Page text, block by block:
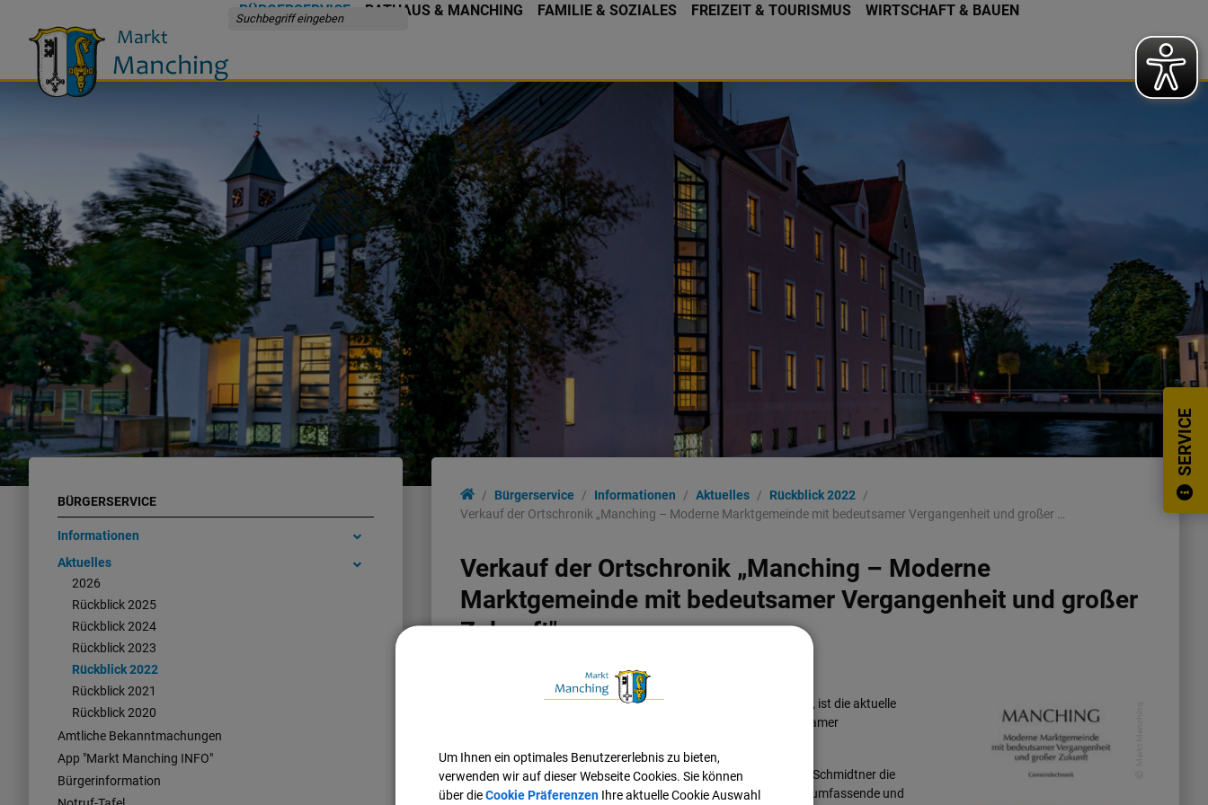
BÜRGERSERVICE RATHAUS & MANCHING FAMILIE & SOZIALES FREIZEIT & TOURISMUS WIRTSCHAFT & BAUEN
SERVICE
BÜRGERSERVICE
Informationen
Aktuelles
2026
Rückblick 2025
Rückblick 2024
Rückblick 2023
Rückblick 2022
Rückblick 2021
Rückblick 2020
Amtliche Bekanntmachungen
App "Markt Manching INFO"
Bürgerinformation
Bürgerservice Informationen Aktuelles
Rückblick 2022
Verkauf der Ortschronik „Manching – Moderne Marktgemeinde mit bedeutsamer Vergangenheit und großer …
Verkauf der Ortschronik „Manching – Moderne
Marktgemeinde mit bedeutsamer Vergangenheit und großer
Zukunft"
Zu den beliebtesten Präsenten zählen nach wie vor Bücher.
Ein Exemplar, das jeden (Manchinger) Bücherschrank aufwertet, ist die aktuelle
Ortschronik „Manching – Moderne Marktgemeinde mit bedeutsamer
Auf knapp 400 Seiten stellen die Verfasser Heinz Mayr und Max Schmidtner die
Geschichte Manchings bis in die Gegenwart auf eindrucksvolle, umfassende und
Um Ihnen ein optimales Benutzererlebnis zu bieten,
verwenden wir auf dieser Webseite Cookies. Sie können
über dieCookie PräferenzenIhre aktuelle Cookie Auswahl